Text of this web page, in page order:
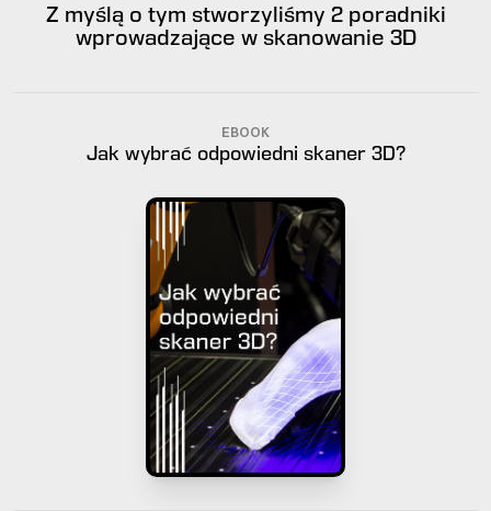
Z myślą o tym stworzyliśmy 2 poradniki
wprowadzające w skanowanie 3D
EBOOK
Jak wybrać odpowiedni skaner 3D?